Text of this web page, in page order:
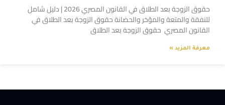
حقوق الزوجة بعد الطلاق في القانون المصري 2026 | دليل شامل
للنفقة والمتعة والمؤخر والحضانة حقوق الزوجة بعد الطلاق في
القانون المصري حقوق الزوجة بعد الطلاق
معرفة المزيد »